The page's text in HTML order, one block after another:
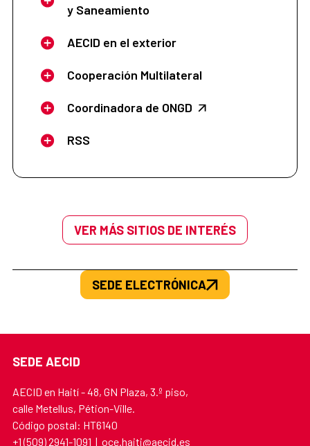
y Saneamiento
AECID en el exterior
Cooperación Multilateral
Coordinadora de ONGD
RSS
VER MÁS SITIOS DE INTERÉS
SEDE ELECTRÓNICA
SEDE AECID
AECID en Haití - 48, GN Plaza, 3.º piso,
calle Metellus, Pétion-Ville.
Código postal: HT6140
+1 (509) 2941-1091 | oce.haiti@aecid.es